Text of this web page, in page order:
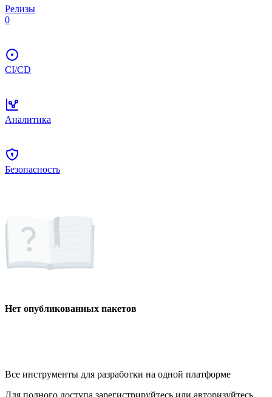
Релизы
0
CI/CD
Аналитика
Безопасность
Нет опубликованных пакетов
Все инструменты для разработки на одной платформе
Для полного доступа зарегистрируйтесь или авторизуйтесь